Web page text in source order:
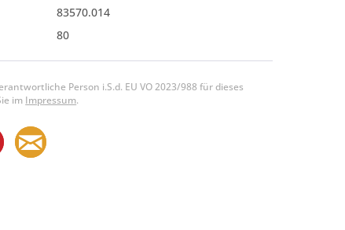
83570.014
80
Person i.S.d. EU VO 2023/988 für dieses
im Impressum.